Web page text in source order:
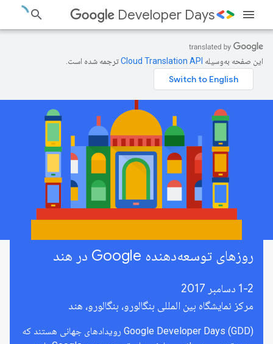
Developer Days
این صفحه به‌وسیله ترجمه شده است.
روزهای توسعه‌دهنده Google در هند
1-2 دسامبر 2017
مرکز نمایشگاه بین المللی بنگالورو، بنگالورو، هند
Google Developer Days (GDD) رویدادهای جهانی هستند که